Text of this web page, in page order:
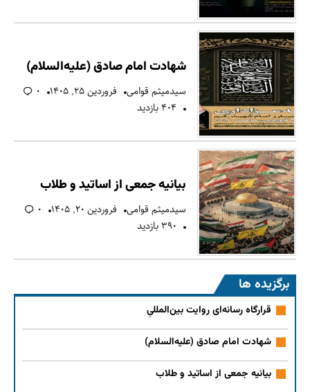
شهادت امام صادق (علیه‌السلام)
سیدمیثم قوامی فروردین ۲۵, ۱۴۰۵
۰
۴۰۴ بازدید
بیانیه جمعی از اساتید و طلاب
سیدمیثم قوامی فروردین ۲۰, ۱۴۰۵
۰
۳۹۰ بازدید
برگزیده ها
قرارگاه رسانه‌ای روایت بین‌المللیِ
شهادت امام صادق (علیه‌السلام)
بیانیه جمعی از اساتید و طلاب